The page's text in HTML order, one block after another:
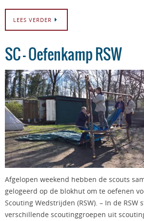
LEES VERDER
SC – Oefenkamp RSW
Afgelopen weekend hebben de scouts
gelogeerd op de blokhut om te oefenen
Scouting Wedstrijden (RSW). – In de
verschillende scoutinggroepen uit